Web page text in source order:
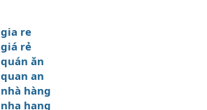
re
rẻ
ăn
an
hàng
hang